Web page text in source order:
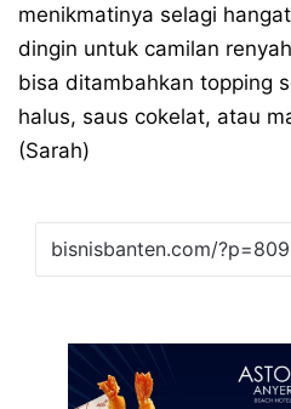
menikmatinya selagi
dingin untuk camilan
bisa ditambahkan topping
halus, saus cokelat, atau
(Sarah)